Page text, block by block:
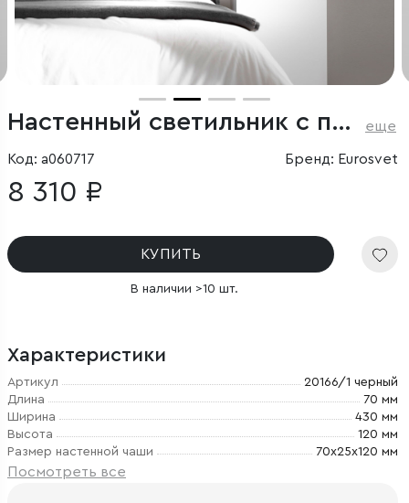
Настенный светильник с поворотным плафоном еще
Код: a060717 Бренд: Eurosvet
8 310 ₽
КУПИТЬ
В наличии >10 шт.
Характеристики
Артикул
20166/1 черный
Длина
70 мм
Ширина
430 мм
Высота
120 мм
Размер настенной чаши
70х25х120 мм
Посмотреть все